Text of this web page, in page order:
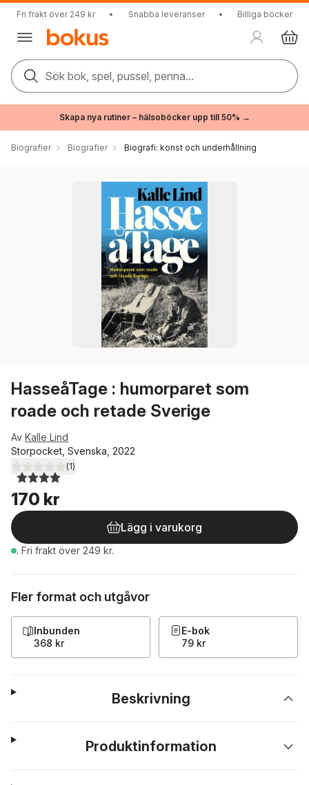
Fri frakt över 249 kr • Snabba leveranser • Billiga böcker
Sök bok, spel, pussel, penna...
Skapa nya rutiner – hälsoböcker upp till 50% →
Biografier Biografier Biografi: konst och underhållning
HasseåTage : humorparet som
roade och retade Sverige
Av Kalle Lind
Storpocket, Svenska, 2022
4,0utav 5 stjärnor. Totalt antal röster:
(1)
170 kr
Lägg i varukorg
. Fri frakt över 249 kr.
Fler format och utgåvor
Inbunden
368 kr
E-bok
79 kr
Beskrivning
Produktinformation